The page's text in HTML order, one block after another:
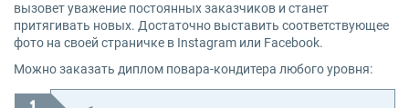
вызовет уважение постоянных заказчиков и станет
притягивать новых. Достаточно выставить соответствующее
фото на своей страничке в Instagram или Facebook.
Можно заказать диплом повара-кондитера любого уровня: